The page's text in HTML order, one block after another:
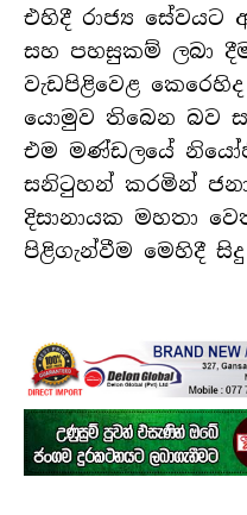
එහිදී රාජ්‍ය
සහ පහසුකම් ලබා
වැඩපිළිවෙළ
යොමුව තිබෙන බව
එම මණ්ඩලයේ
සනිටුහන් කරමින්
දිසානායක මහතා
පිළිගැන්වීම මෙහිදී සිදු